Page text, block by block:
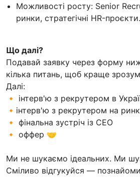
Можливості росту: Senior
ринки, стратегічні HR-проєкти.
Що далі?
Подавай заявку через форму
кілька питань, щоб краще
Далі:
🔸 інтерв'ю з рекрутером в
🔸інтерв'ю з рекрутером на
🔸 фінальна зустріч із CEO
🔸 оффер 🤝
Ми не шукаємо ідеальних. Ми
Сміливо відгукуйся —